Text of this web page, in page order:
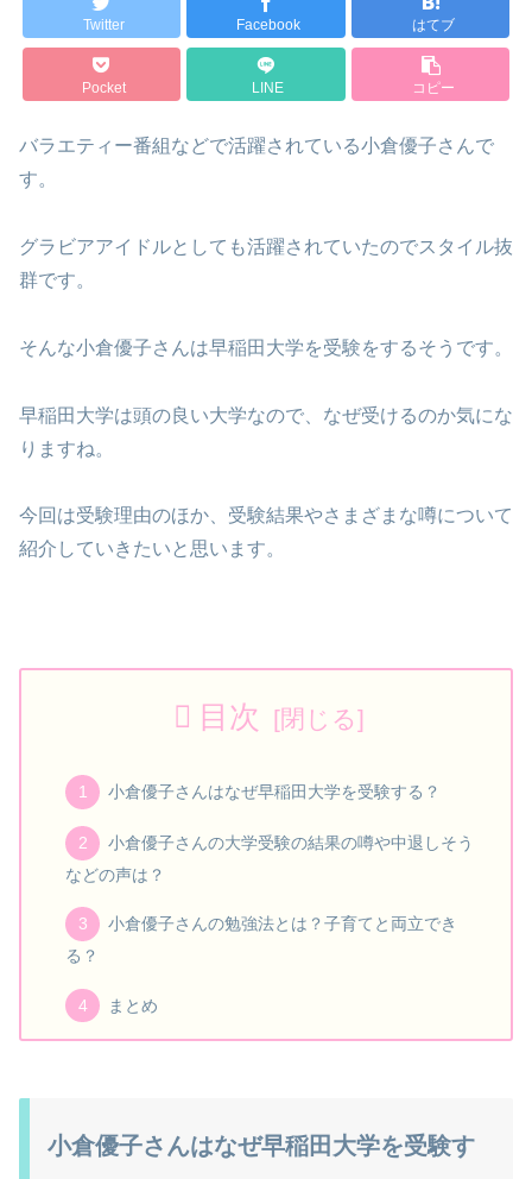
Twitter Facebook はてブ
Pocket LINE コピー
バラエティー番組などで活躍されている小倉優子さんで
す。
グラビアアイドルとしても活躍されていたのでスタイル抜
群です。
そんな小倉優子さんは早稲田大学を受験をするそうです。
早稲田大学は頭の良い大学なので、なぜ受けるのか気にな
りますね。
今回は受験理由のほか、受験結果やさまざまな噂について
紹介していきたいと思います。
目次
小倉優子さんはなぜ早稲田大学を受験する？
小倉優子さんの大学受験の結果の噂や中退しそう
などの声は？
小倉優子さんの勉強法とは？子育てと両立でき
る？
まとめ
小倉優子さんはなぜ早稲田大学を受験す